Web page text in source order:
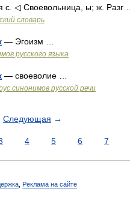
с. ◁ Своевольница, ы; ж. Разг …
словарь
— Эгоизм …
русского языка
— своеволие …
синонимов русской речи
Следующая →
4 5 6 7
Реклама на сайте